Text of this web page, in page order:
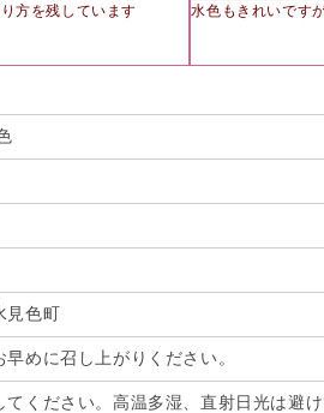
方を残しています 水色もきれいです
色町
早めに召し上がりください。
てください。高温多湿、直射日光は避け